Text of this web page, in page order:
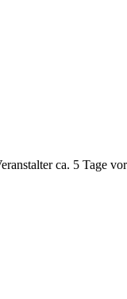
ca. 5 Tage